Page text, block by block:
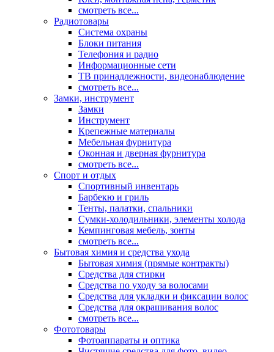
смотреть все...
Радиотовары
Система охраны
Блоки питания
Телефония и радио
Информационные сети
ТВ принадлежности, видеонаблюдение
смотреть все...
Замки, инструмент
Замки
Инструмент
Крепежные материалы
Мебельная фурнитура
Оконная и дверная фурнитура
смотреть все...
Спорт и отдых
Спортивный инвентарь
Барбекю и гриль
Тенты, палатки, спальники
Сумки-холодильники, элементы холода
Кемпинговая мебель, зонты
смотреть все...
Бытовая химия и средства ухода
Бытовая химия (прямые контракты)
Средства для стирки
Средства по уходу за волосами
Средства для укладки и фиксации волос
Средства для окрашивания волос
смотреть все...
Фототовары
Фотоаппараты и оптика